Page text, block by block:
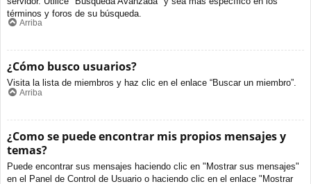
términos y foros de su búsqueda.
Arriba
¿Cómo busco usuarios?
Visita la lista de miembros y haz clic en el enlace “Buscar un miembro”.
Arriba
¿Como se puede encontrar mis propios mensajes y
temas?
Puede encontrar sus mensajes haciendo clic en "Mostrar sus mensajes"
en el Panel de Control de Usuario o haciendo clic en el enlace "Mostrar